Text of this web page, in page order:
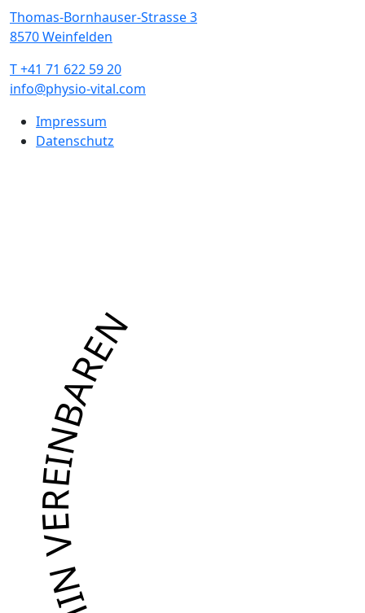
Thomas-Bornhauser-Strasse 3
8570 Weinfelden
T +41 71 622 59 20
info@physio-vital.com
Impressum
Datenschutz
TERMIN VEREINBAREN